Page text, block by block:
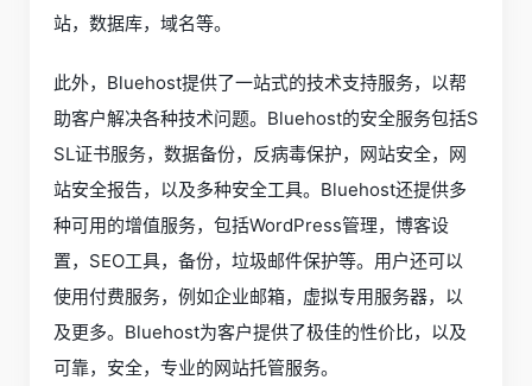
站，数据库，域名等。
此外，Bluehost提供了一站式的技术支持服务，以帮
助客户解决各种技术问题。Bluehost的安全服务包括S
SL证书服务，数据备份，反病毒保护，网站安全，网
站安全报告，以及多种安全工具。Bluehost还提供多
种可用的增值服务，包括WordPress管理，博客设
置，SEO工具，备份，垃圾邮件保护等。用户还可以
使用付费服务，例如企业邮箱，虚拟专用服务器，以
及更多。Bluehost为客户提供了极佳的性价比，以及
可靠，安全，专业的网站托管服务。